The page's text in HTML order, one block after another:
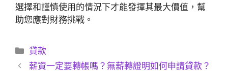
選擇和謹慎使用的情況下才能發揮其最大價值，幫
助您應對財務挑戰。
分
類
貸款
薪資一定要轉帳嗎？無薪轉證明如何申請貸款？